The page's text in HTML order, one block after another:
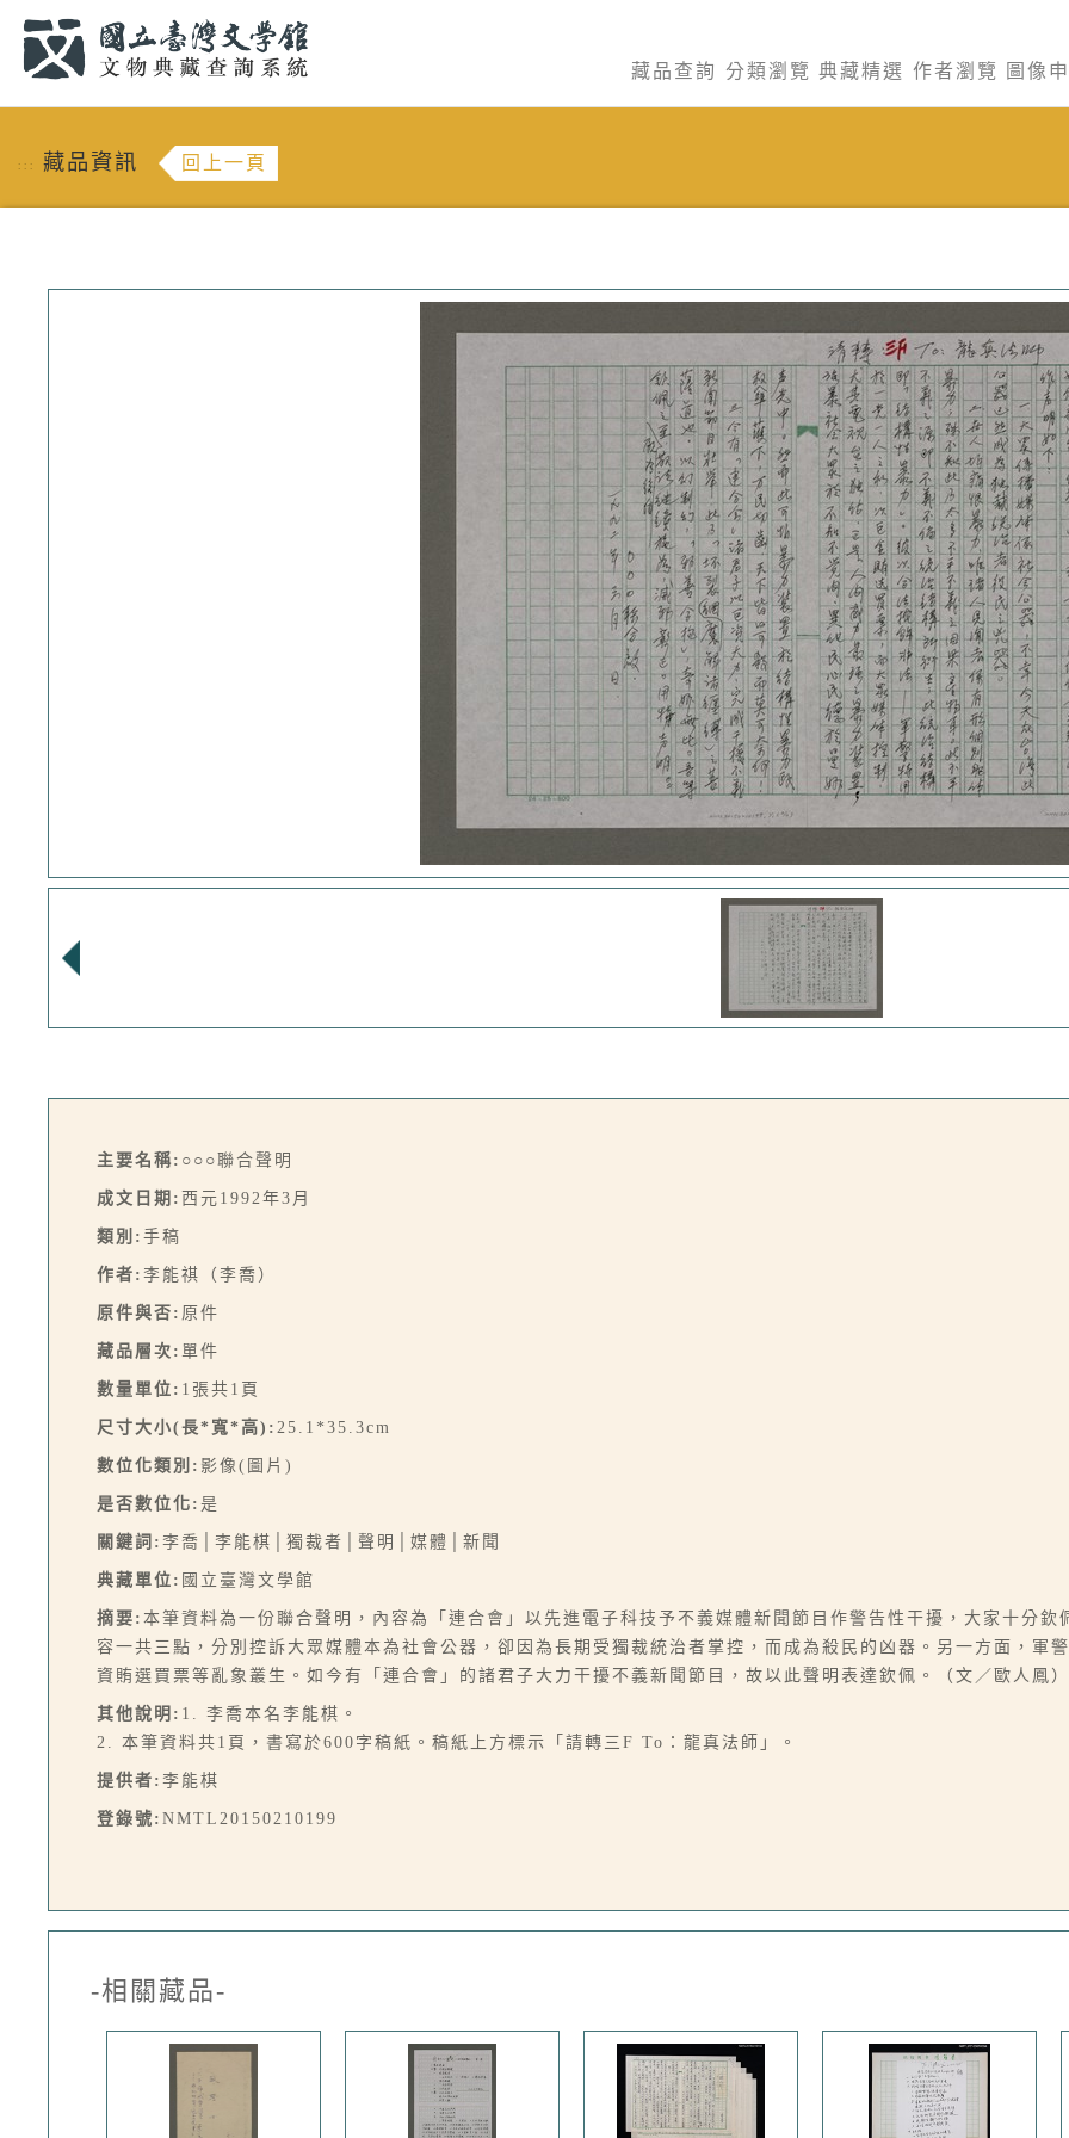
藏品查詢 分類瀏覽 典藏精選 作者瀏覽 圖像
::: 藏品資訊 回上一頁
主要名稱: ○○○聯合聲明
成文日期: 西元1992年3月
類別: 手稿
作者: 李能祺（李喬）
原件與否: 原件
藏品層次: 單件
數量單位: 1張共1頁
尺寸大小(長*寬*高): 25.1*35.3cm
數位化類別: 影像(圖片)
是否數位化: 是
關鍵詞: 李喬│李能棋│獨裁者│聲明│媒體│新聞
典藏單位: 國立臺灣文學館
摘要: 本筆資料為一份聯合聲明，內容為「連合會」以先進電子科技予不義媒體新聞節目作警告性干擾，大家十分
容一共三點，分別控訴大眾媒體本為社會公器，卻因為長期受獨裁統治者掌控，而成為殺民的凶器。另一方面，軍
資賄選買票等亂象叢生。如今有「連合會」的諸君子大力干擾不義新聞節目，故以此聲明表達欽佩。（文／歐人鳳）
其他說明: 1. 李喬本名李能棋。
2. 本筆資料共1頁，書寫於600字稿紙。稿紙上方標示「請轉三F To：龍真法師」。
提供者: 李能棋
登錄號: NMTL20150210199
-相關藏品-